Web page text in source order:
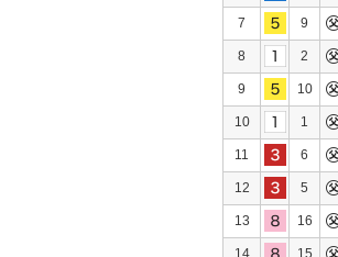
7 9
8 2
9 10
10 1
11 6
12 5
13 16
14 15